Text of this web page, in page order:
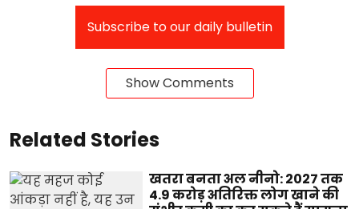
Subscribe to our daily bulletin
Show Comments
Related Stories
खतरा बनता अल नीनो: 2027 तक
4.9 करोड़ अतिरिक्त लोग खाने की